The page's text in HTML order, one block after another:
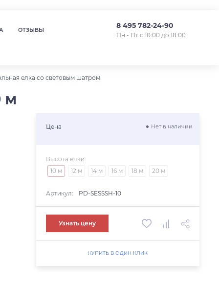
ОТЗЫВЫ 8 495 782-24-90
Пн - Пт с 10:00 до 18:00
елка со световым шатром
м
Цена Нет в наличии
Высота елки
10 м
12 м 14 м 16 м 18 м 20 м
Артикул: PD-SESSSH-10
Узнать цену
КУПИТЬ В ОДИН КЛИК